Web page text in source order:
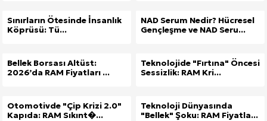
Sınırların Ötesinde İnsanlık
Köprüsü: Tü...
NAD Serum Nedir? Hücresel
Gençleşme ve NAD Seru...
Bellek Borsası Altüst:
2026’da RAM Fiyatları ...
Teknolojide "Fırtına" Öncesi
Sessizlik: RAM Kri...
Otomotivde "Çip Krizi 2.0"
Kapıda: RAM Sıkınt�...
Teknoloji Dünyasında
"Bellek" Şoku: RAM Fiyatla...